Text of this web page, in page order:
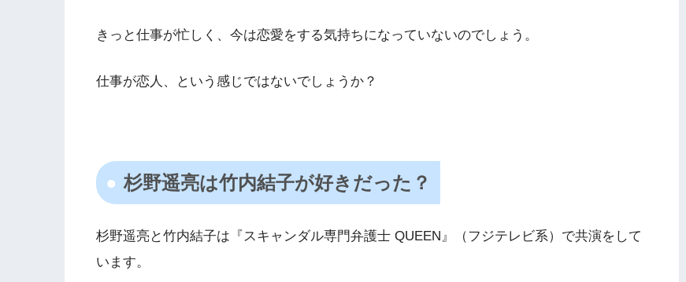
きっと仕事が忙しく、今は恋愛をする気持ちになっていないのでしょう。
仕事が恋人、という感じではないでしょうか？
杉野遥亮は竹内結子が好きだった？
杉野遥亮と竹内結子は『スキャンダル専門弁護士 QUEEN』（フジテレビ系）で共演をして
います。